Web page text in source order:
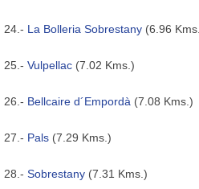
24.- La Bolleria Sobrestany (6.96
25.- Vulpellac (7.02 Kms.)
26.- Bellcaire d´Empordà (7.08 Kms.)
27.- Pals (7.29 Kms.)
28.- Sobrestany (7.31 Kms.)